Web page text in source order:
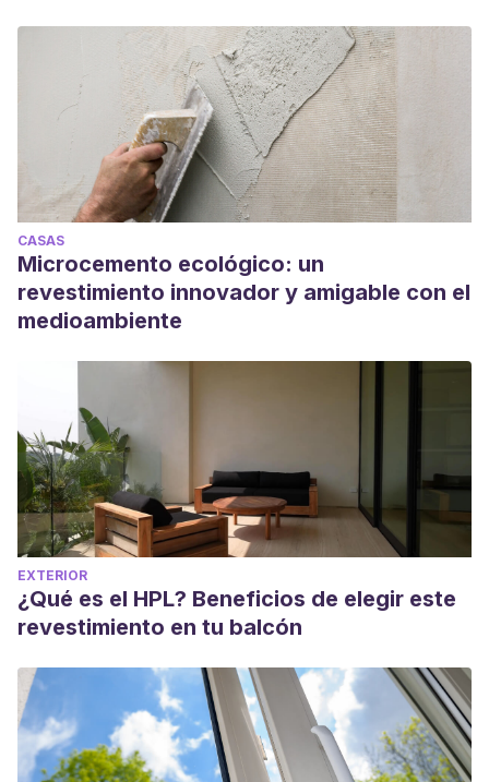
CASAS
Microcemento ecológico: un
revestimiento innovador y amigable con el
medioambiente
EXTERIOR
¿Qué es el HPL? Beneficios de elegir este
revestimiento en tu balcón